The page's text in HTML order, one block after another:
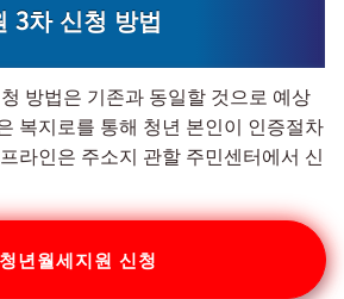
3차 신청 방법
방법은 기존과 동일할 것으로 예상
복지로를 통해 청년 본인이 인증절차
라인은 주소지 관할 주민센터에서 신
청년월세지원 신청